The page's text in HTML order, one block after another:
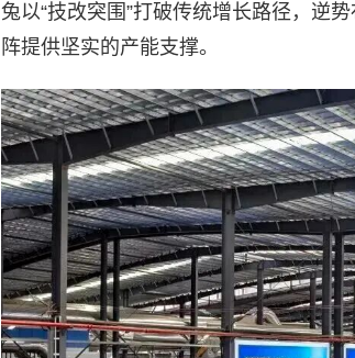
兔以“技改突围”打破传统增长路径，逆
阵提供坚实的产能支撑。